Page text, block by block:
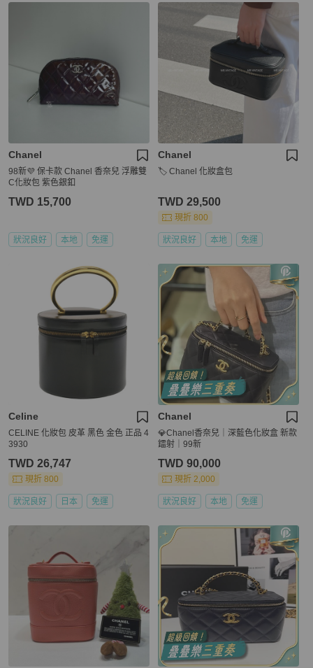
Chanel
98新💜 保卡款 Chanel 香奈兒 浮雕雙
C化妝包 紫色銀釦
TWD 15,700
狀況良好 本地 免運
Chanel
🏷️ Chanel 化妝盒包
TWD 29,500
現折 800
狀況良好 本地 免運
Celine
CELINE 化妝包 皮革 黑色 金色 正品 4
3930
TWD 26,747
現折 800
狀況良好 日本 免運
Chanel
💎Chanel香奈兒｜深藍色化妝盒 新款
鐳射｜99新
TWD 90,000
現折 2,000
狀況良好 本地 免運